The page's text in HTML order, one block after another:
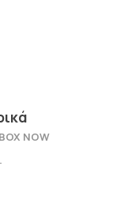
BOX NOW